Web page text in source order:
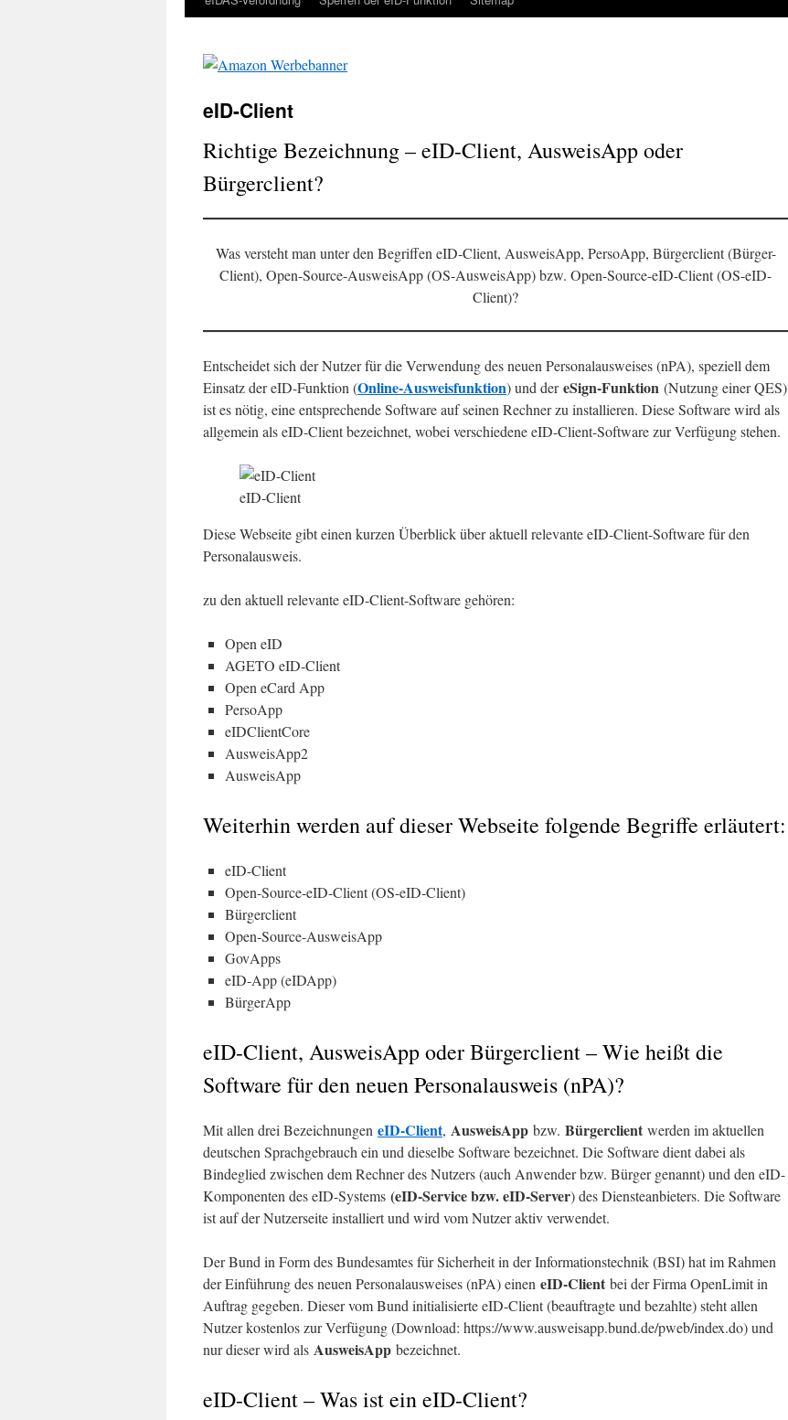
eID-Client
Richtige Bezeichnung – eID-Client, AusweisApp oder
Bürgerclient?
Was versteht man unter den Begriffen eID-Client, AusweisApp, PersoApp, Bürgerclient (Bürger-
Client), Open-Source-AusweisApp (OS-AusweisApp) bzw. Open-Source-eID-Client (OS-eID-
Client)?
Entscheidet sich der Nutzer für die Verwendung des neuen Personalausweises (nPA), speziell dem
Einsatz der eID-Funktion (Online-Ausweisfunktion) und dereSign-Funktion (Nutzung einer QES)
ist es nötig, eine entsprechende Software auf seinen Rechner zu installieren. Diese Software wird als
allgemein als eID-Client bezeichnet, wobei verschiedene eID-Client-Software zur Verfügung stehen.
eID-Client
Diese Webseite gibt einen kurzen Überblick über aktuell relevante eID-Client-Software für den
Personalausweis.
zu den aktuell relevante eID-Client-Software gehören:
Open eID
AGETO eID-Client
Open eCard App
PersoApp
eIDClientCore
AusweisApp2
AusweisApp
Weiterhin werden auf dieser Webseite folgende Begriffe erläutert:
eID-Client
Open-Source-eID-Client (OS-eID-Client)
Bürgerclient
Open-Source-AusweisApp
GovApps
eID-App (eIDApp)
BürgerApp
eID-Client, AusweisApp oder Bürgerclient – Wie heißt die
Software für den neuen Personalausweis (nPA)?
Mit allen drei Bezeichnungen eID-Client, AusweisApp bzw. Bürgerclient werden im aktuellen
deutschen Sprachgebrauch ein und dieselbe Software bezeichnet. Die Software dient dabei als
Bindeglied zwischen dem Rechner des Nutzers (auch Anwender bzw. Bürger genannt) und den eID-
Komponenten des eID-Systems (eID-Service bzw. eID-Server) des Diensteanbieters. Die Software
ist auf der Nutzerseite installiert und wird vom Nutzer aktiv verwendet.
Der Bund in Form des Bundesamtes für Sicherheit in der Informationstechnik (BSI) hat im Rahmen
der Einführung des neuen Personalausweises (nPA) einen eID-Client bei der Firma OpenLimit in
Auftrag gegeben. Dieser vom Bund initialisierte eID-Client (beauftragte und bezahlte) steht allen
Nutzer kostenlos zur Verfügung (Download: https://www.ausweisapp.bund.de/pweb/index.do) und
nur dieser wird als AusweisApp bezeichnet.
eID-Client – Was ist ein eID-Client?